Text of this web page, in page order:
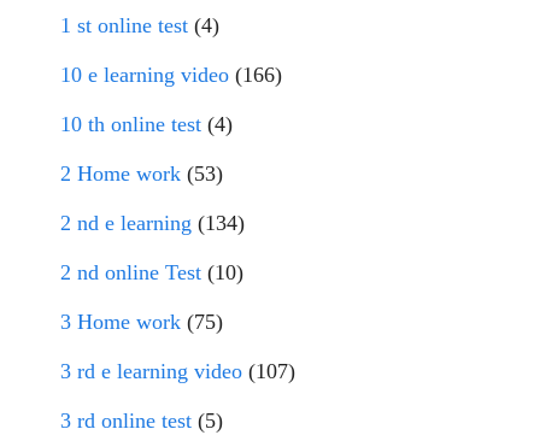
1 st online test (4)
10 e learning video (166)
10 th online test (4)
2 Home work (53)
2 nd e learning (134)
2 nd online Test (10)
3 Home work (75)
3 rd e learning video (107)
3 rd online test (5)